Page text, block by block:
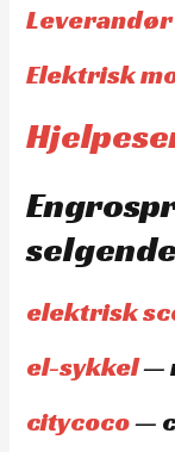
Elektrisk
elektrisk
el-sykkel—
citycoco—